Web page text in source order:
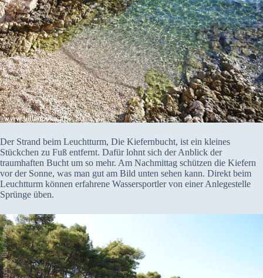
Der Strand beim Leuchtturm, Die Kiefernbucht, ist ein kleines
Stückchen zu Fuß entfernt. Dafür lohnt sich der Anblick der
traumhaften Bucht um so mehr. Am Nachmittag schützen die Kiefern
vor der Sonne, was man gut am Bild unten sehen kann. Direkt beim
Leuchtturm können erfahrene Wassersportler von einer Anlegestelle
Sprünge üben.